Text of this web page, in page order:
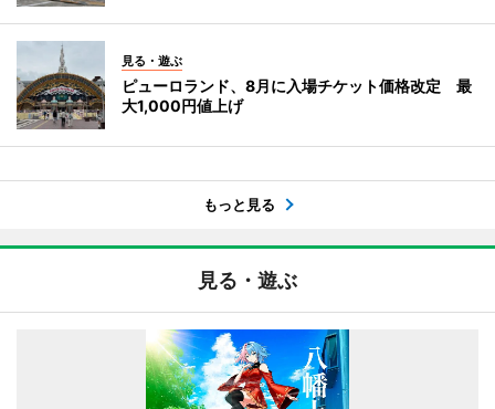
見る・遊ぶ
ピューロランド、8月に入場チケット価格改定 最
大1,000円値上げ
もっと見る
見る・遊ぶ